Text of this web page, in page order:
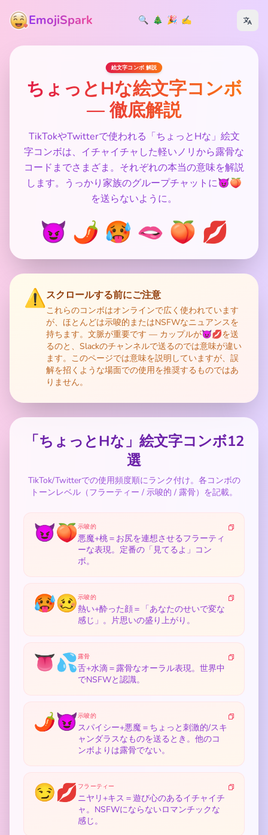
EmojiSpark 🔍 🎄 🎉 ✍️
絵文字コンボ 解説
ちょっとHな絵文字コンボ
— 徹底解説
TikTokやTwitterで使われる「ちょっとHな」絵文
字コンボは、イチャイチャした軽いノリから露骨な
コードまでさまざま。それぞれの本当の意味を解説
します。うっかり家族のグループチャットに😈🍑
を送らないように。
😈 🌶️ 🥵 🫦 🍑 💋
⚠️スクロールする前にご注意
これらのコンボはオンラインで広く使われています
が、ほとんどは示唆的またはNSFWなニュアンスを
持ちます。文脈が重要です — カップルが😈💋を送
るのと、Slackのチャンネルで送るのでは意味が違い
ます。このページでは意味を説明していますが、誤
解を招くような場面での使用を推奨するものではあ
りません。
「ちょっとHな」絵文字コンボ12
選
TikTok/Twitterでの使用頻度順にランク付け。各コンボの
トーンレベル（フラーティー / 示唆的 / 露骨）を記載。
😈🍑示唆的
悪魔+桃＝お尻を連想させるフラーティ
ーな表現。定番の「見てるよ」コン
ボ。
🥵🥴示唆的
熱い+酔った顔＝「あなたのせいで変な
感じ」。片思いの盛り上がり。
👅💦露骨
舌+水滴＝露骨なオーラル表現。世界中
でNSFWと認識。
🌶️😈示唆的
スパイシー+悪魔＝ちょっと刺激的/スキ
ャンダラスなものを送るとき。他のコ
ンボよりは露骨でない。
😏💋 フラーティー
ニヤリ+キス＝遊び心のあるイチャイチ
ャ。NSFWにならないロマンチックな
感じ。